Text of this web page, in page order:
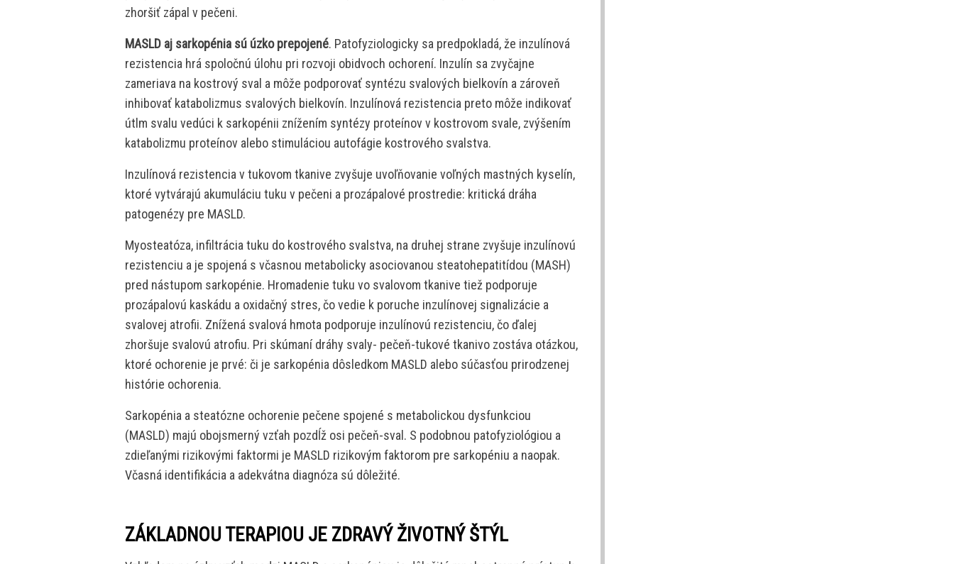
zhoršiť zápal v pečeni.
MASLD aj sarkopénia sú úzko prepojené. Patofyziologicky sa predpokladá, že inzulínová
rezistencia hrá spoločnú úlohu pri rozvoji obidvoch ochorení. Inzulín sa zvyčajne
zameriava na kostrový sval a môže podporovať syntézu svalových bielkovín a zároveň
inhibovať katabolizmus svalových bielkovín. Inzulínová rezistencia preto môže indikovať
útlm svalu vedúci k sarkopénii znížením syntézy proteínov v kostrovom svale, zvýšením
katabolizmu proteínov alebo stimuláciou autofágie kostrového svalstva.
Inzulínová rezistencia v tukovom tkanive zvyšuje uvoľňovanie voľných mastných kyselín,
ktoré vytvárajú akumuláciu tuku v pečeni a prozápalové prostredie: kritická dráha
patogenézy pre MASLD.
Myosteatóza, infiltrácia tuku do kostrového svalstva, na druhej strane zvyšuje inzulínovú
rezistenciu a je spojená s včasnou metabolicky asociovanou steatohepatitídou (MASH)
pred nástupom sarkopénie. Hromadenie tuku vo svalovom tkanive tiež podporuje
prozápalovú kaskádu a oxidačný stres, čo vedie k poruche inzulínovej signalizácie a
svalovej atrofii. Znížená svalová hmota podporuje inzulínovú rezistenciu, čo ďalej
zhoršuje svalovú atrofiu. Pri skúmaní dráhy svaly- pečeň-tukové tkanivo zostáva otázkou,
ktoré ochorenie je prvé: či je sarkopénia dôsledkom MASLD alebo súčasťou prirodzenej
histórie ochorenia.
Sarkopénia a steatózne ochorenie pečene spojené s metabolickou dysfunkciou
(MASLD) majú obojsmerný vzťah pozdĺž osi pečeň-sval. S podobnou patofyziológiou a
zdieľanými rizikovými faktormi je MASLD rizikovým faktorom pre sarkopéniu a naopak.
Včasná identifikácia a adekvátna diagnóza sú dôležité.
ZÁKLADNOU TERAPIOU JE ZDRAVÝ ŽIVOTNÝ ŠTÝL